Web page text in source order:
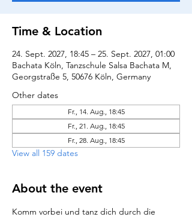
Time & Location
24. Sept. 2027, 18:45 – 25. Sept. 2027, 01:00
Bachata Köln, Tanzschule Salsa Bachata M,
Georgstraße 5, 50676 Köln, Germany
Other dates
Fr., 14. Aug., 18:45
Fr., 21. Aug., 18:45
Fr., 28. Aug., 18:45
View all 159 dates
About the event
Komm vorbei und tanz dich durch die